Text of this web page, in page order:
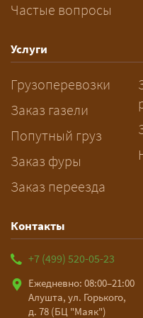
Как заказать
— Оставьте
датой и
рассчитает
и подберёт
цена
оплата
выгрузкой.
Частые вопросы
Услуги
Грузоперевозки
Заказ газели
Попутный груз
Заказ фуры
Заказ переезда
Контакты
+7 (499) 520-05-23
Ежедневно: 08:00–21:00
Алушта, ул. Горького,
д. 78 (БЦ "Маяк")